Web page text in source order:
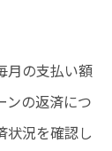
月の支払い額
ンの返済につ
状況を確認し